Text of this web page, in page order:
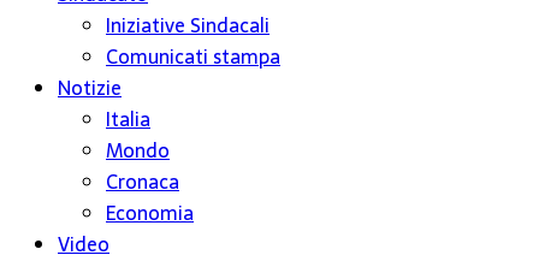
Iniziative Sindacali
Comunicati stampa
Notizie
Italia
Mondo
Cronaca
Economia
Video